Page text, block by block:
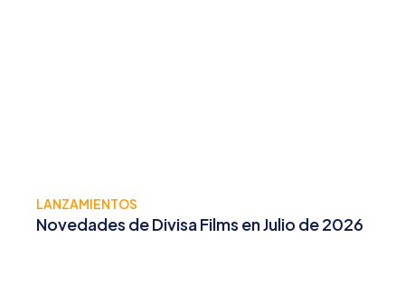
LANZAMIENTOS
Novedades de Divisa Films en Julio de 2026